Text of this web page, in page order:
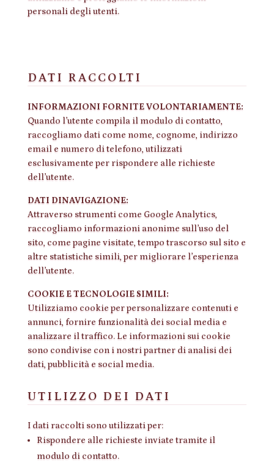
personali degli utenti.
DATI RACCOLTI
INFORMAZIONI FORNITE VOLONTARIAMENTE:
Quando l’utente compila il modulo di contatto,
raccogliamo dati come nome, cognome, indirizzo
email e numero di telefono, utilizzati
esclusivamente per rispondere alle richieste
dell’utente.
DATI DINAVIGAZIONE:
Attraverso strumenti come Google Analytics,
raccogliamo informazioni anonime sull’uso del
sito, come pagine visitate, tempo trascorso sul sito e
altre statistiche simili, per migliorare l’esperienza
dell’utente.
COOKIE E TECNOLOGIE SIMILI:
Utilizziamo cookie per personalizzare contenuti e
annunci, fornire funzionalità dei social media e
analizzare il traffico. Le informazioni sui cookie
sono condivise con i nostri partner di analisi dei
dati, pubblicità e social media.
UTILIZZO DEI DATI
I dati raccolti sono utilizzati per:
Rispondere alle richieste inviate tramite il
modulo di contatto.